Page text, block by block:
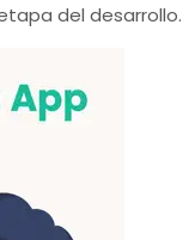
del desarrollo.